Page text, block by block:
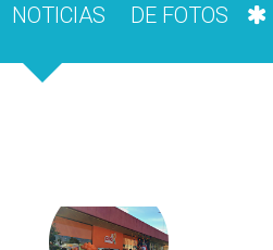
NOTICIAS
DE FOTOS